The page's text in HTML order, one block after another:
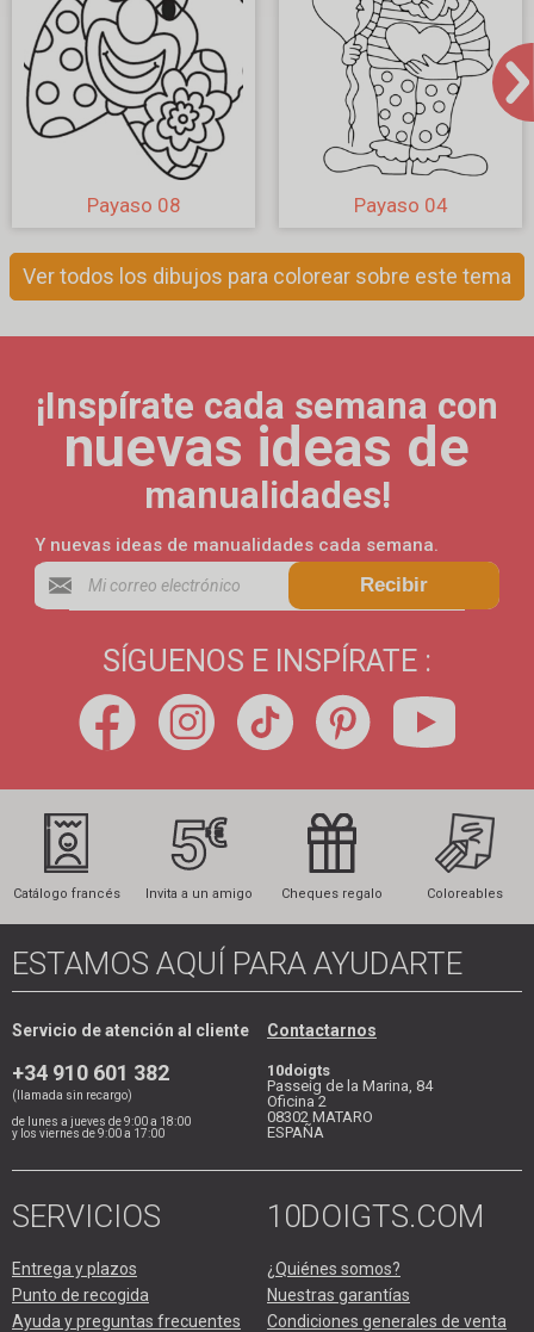
Payaso 08 Payaso 04
Ver todos los dibujos para colorear sobre este tema
¡Inspírate cada semana con
nuevas ideas de
manualidades!
Y nuevas ideas de manualidades cada semana.
Recibir
SÍGUENOS E INSPÍRATE :
Catálogo francés Invita a un amigo Cheques regalo Coloreables
ESTAMOS AQUÍ PARA AYUDARTE
Servicio de atención al cliente
+34 910 601 382
(llamada sin recargo)
de lunes a jueves de 9:00 a 18:00
y los viernes de 9:00 a 17:00
Contactarnos
10doigts
Passeig de la Marina, 84
Oficina 2
08302 MATARO
ESPAÑA
SERVICIOS
Entrega y plazos
Punto de recogida
Ayuda y preguntas frecuentes
10DOIGTS.COM
¿Quiénes somos?
Nuestras garantías
Condiciones generales de venta